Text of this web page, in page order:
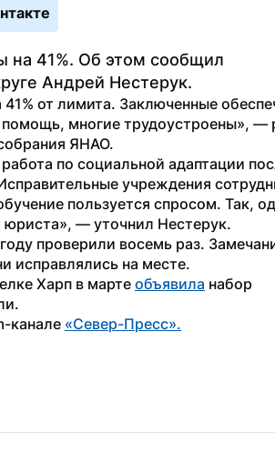
на 41%. Об этом сообщил
Андрей Нестерук.
от лимита. Заключенные
многие трудоустроены», —
ЯНАО.
по социальной адаптации
учреждения
пользуется спросом. Так,
— уточнил Нестерук.
проверили восемь раз.
исправлялись на месте.
Харп в марте объявила набор
канале «Север-Пресс».